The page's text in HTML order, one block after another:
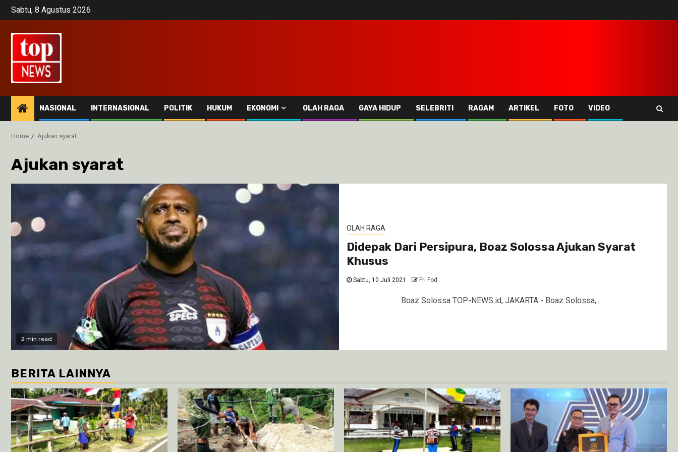
SkipSabtu, 8 Agustus 2026
NASIONAL INTERNASIONAL POLITIK HUKUM EKONOMI OLAH RAGA GAYA HIDUP SELEBRITI RAGAM ARTIKEL FOTO VIDEO
Home Ajukan syarat
Ajukan syarat
2 min read
OLAH RAGA
Didepak Dari Persipura, Boaz Solossa Ajukan Syarat
Khusus
Sabtu, 10 Juli 2021 Fri Fod
Boaz Solossa TOP-NEWS.id, JAKARTA - Boaz Solossa,...
BERITA LAINNYA